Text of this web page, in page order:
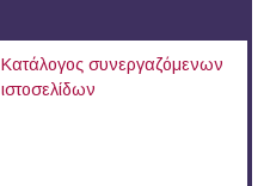
Κατάλογος συνεργαζόμενων
ιστοσελίδων